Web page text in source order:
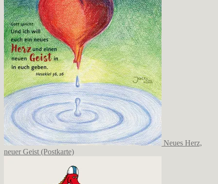
Produktseite
gewählt
werden
Neues Herz,
neuer Geist (Postkarte)